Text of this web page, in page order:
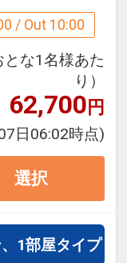
ビール
分） 通常
／おひとり
年3月
/ Out 10:00
とな1名様あた
り）
62,700円
日06:02時点)
選択
1部屋タイプ